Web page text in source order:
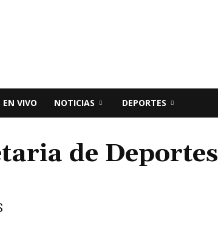
VIVO NOTICIAS DEPORTES
de Deportes